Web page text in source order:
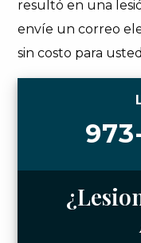
resultó en una
envíe un correo
sin costo para